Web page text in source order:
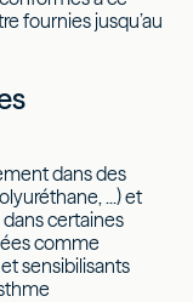
fournies jusqu’au
dans des
...) et
dans certaines
comme
sensibilisants